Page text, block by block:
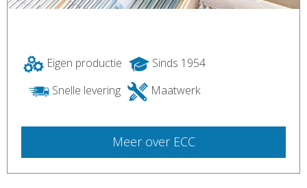
Eigen productie
Sinds 1954
Snelle levering
Maatwerk
Meer over ECC